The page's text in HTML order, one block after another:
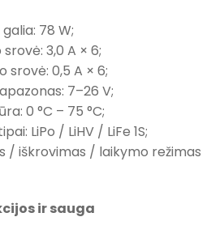
78 W;
3,0 A × 6;
srovė: 0,5 A × 6;
7–26 V;
0 °C – 75 °C;
LiPo / LiHV / LiFe 1S;
/ iškrovimas / laikymo režimas
ir sauga